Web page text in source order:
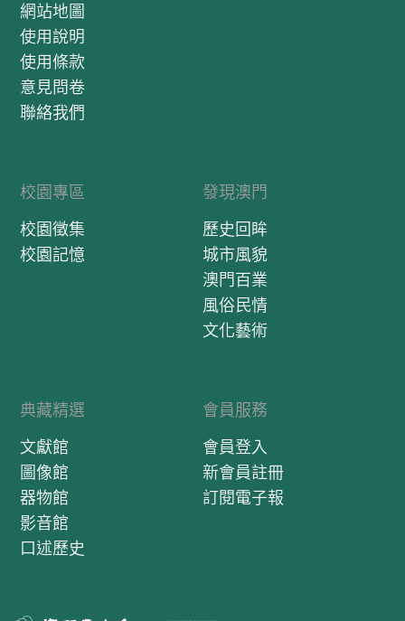
網站地圖
使用說明
使用條款
意見問卷
聯絡我們
校園專區
校園徵集
校園記憶
發現澳門
歷史回眸
城市風貌
澳門百業
風俗民情
文化藝術
典藏精選
文獻館
圖像館
器物館
影音館
口述歷史
會員服務
會員登入
新會員註冊
訂閱電子報